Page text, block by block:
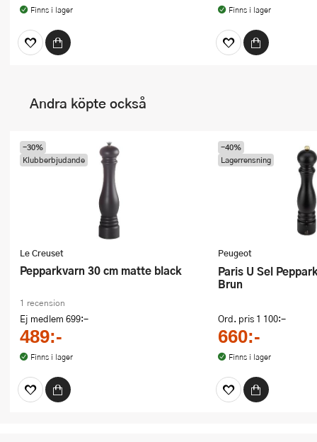
Finns i lager Finns i lager
Andra köpte också
Le Creuset
Pepparkvarn 30 cm matte black
1 recension
Ej medlem 699:-
489:-
Finns i lager
-30%
Klubberbjudande
Peugeot
Paris U Sel Pepparkvarn 30 cm
Brun
Ord. pris 1 100:-
660:-
Finns i lager
-40%
Lagerrensning